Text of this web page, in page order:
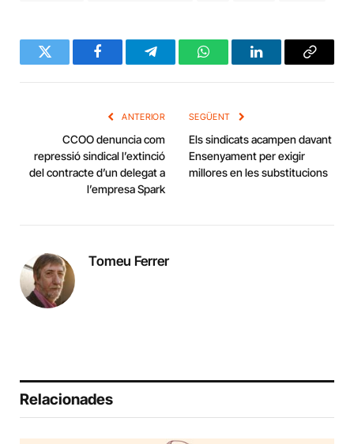
Twitter FacebookTelegramWhatsAppLinkedInCopy
ANTERIOR
CCOO denuncia com
repressió sindical l’extinció
del contracte d’un delegat a
l’empresa Spark
SEGÜENT
Els sindicats acampen davant
Ensenyament per exigir
millores en les substitucions
Tomeu Ferrer
Relacionades